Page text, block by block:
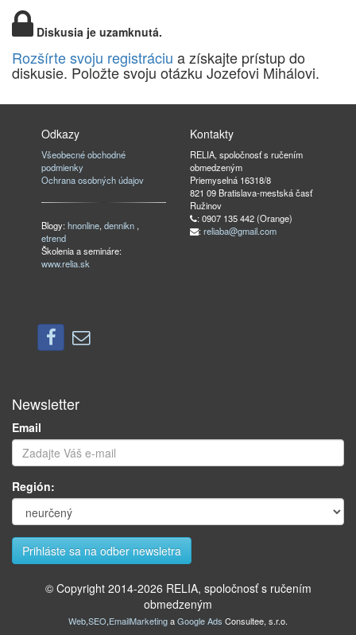
Diskusia je uzamknutá.
Rozšírte svoju registráciu a získajte prístup do
diskusie. Položte svoju otázku Jozefovi Mihálovi.
Odkazy
Všeobecné obchodné
podmienky
Ochrana osobných údajov
Blogy:hnonline,dennikn ,
etrend
Školenia a semináre:
www.relia.sk
Kontakty
RELIA, spoločnosť s ručením
obmedzeným
Priemyselná 16318/8
821 09 Bratislava-mestská časť
Ružinov
: 0907 135 442 (Orange)
: reliaba@gmail.com
Newsletter
Email
Región:
© Copyright 2014-2026 RELIA, spoločnosť s ručením
obmedzeným
Web,SEO,EmailMarketingaGoogle Ads Consultee, s.r.o.